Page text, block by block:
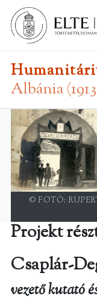
Albánia
© FOTÓ:
Projekt
Csaplár-
vezető kutató